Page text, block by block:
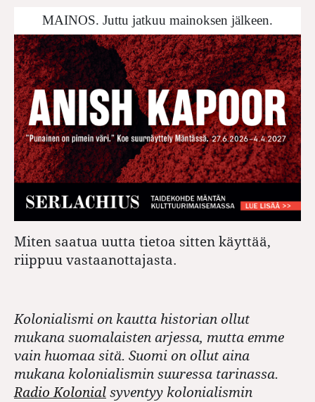
MAINOS. Juttu jatkuu mainoksen jälkeen.
Miten saatua uutta tietoa sitten käyttää,
riippuu vastaanottajasta.
Kolonialismi on kautta historian ollut
mukana suomalaisten arjessa, mutta emme
vain huomaa sitä. Suomi on ollut aina
mukana kolonialismin suuressa tarinassa.
Radio Kolonial syventyy kolonialismin